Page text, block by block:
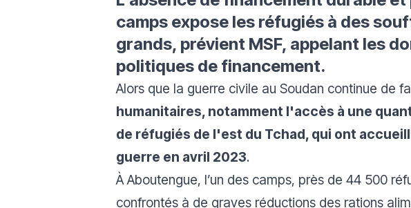
camps expose les réfugiés à des
grands, prévient MSF, appelant les
politiques de financement.
Alors que la guerre civile au Soudan continue de
humanitaires, notamment l'accès à une
de réfugiés de l'est du Tchad, qui ont
guerre en avril 2023.
À Aboutengue, l’un des camps, près de 44 500
confrontés à de graves réductions des rations